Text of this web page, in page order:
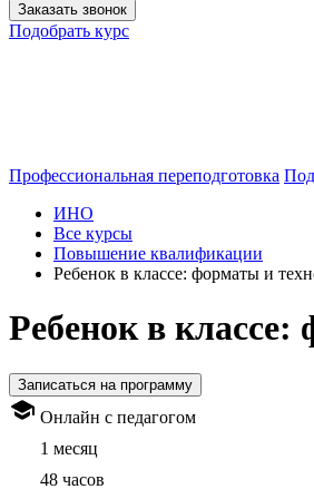
Заказать звонок
Подобрать курс
Профессиональная переподготовка
ИНО
Все курсы
Повышение квалификации
Ребенок в классе: форматы и
Ребенок в
Записаться на программу
Онлайн с педагогом
1 месяц
48 часов